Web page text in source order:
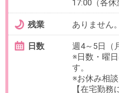
時給3,700円(交通費全額
必要経験
下記いずれかの経験
【歓迎】チームズ、プロ
管理ツール使用経験